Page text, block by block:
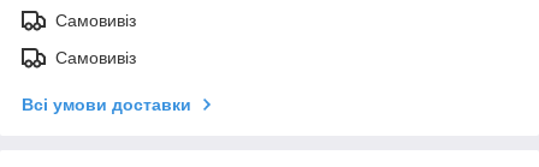
Самовивіз
Самовивіз
Всі умови доставки